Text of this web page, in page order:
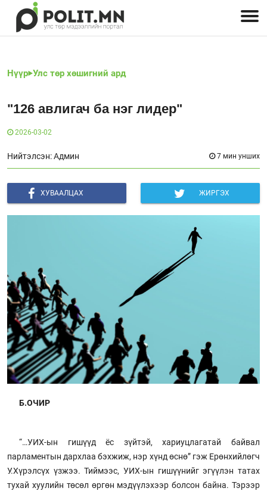
Нүүр Улс төр хөшигний ард
"126 авлигач ба нэг лидер"
2026-03-02
Нийтэлсэн: Админ 7 мин унших
ХУВААЛЦАХ ЖИРГЭХ
Б.ОЧИР
“…УИХ-ын гишүүд ёс зүйтэй, хариуцлагатай байвал
парламентын дархлаа бэхжиж, нэр хүнд өснө” гэж Ерөнхийлөгч
У.Хүрэлсүх үзжээ. Тиймээс, УИХ-ын гишүүнийг эгүүлэн татах
тухай хуулийн төсөл өргөн мэдүүлэхээр болсон байна. Тэрээр